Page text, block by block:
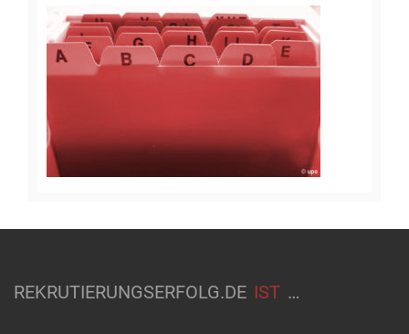
REKRUTIERUNGSERFOLG.DE IST …